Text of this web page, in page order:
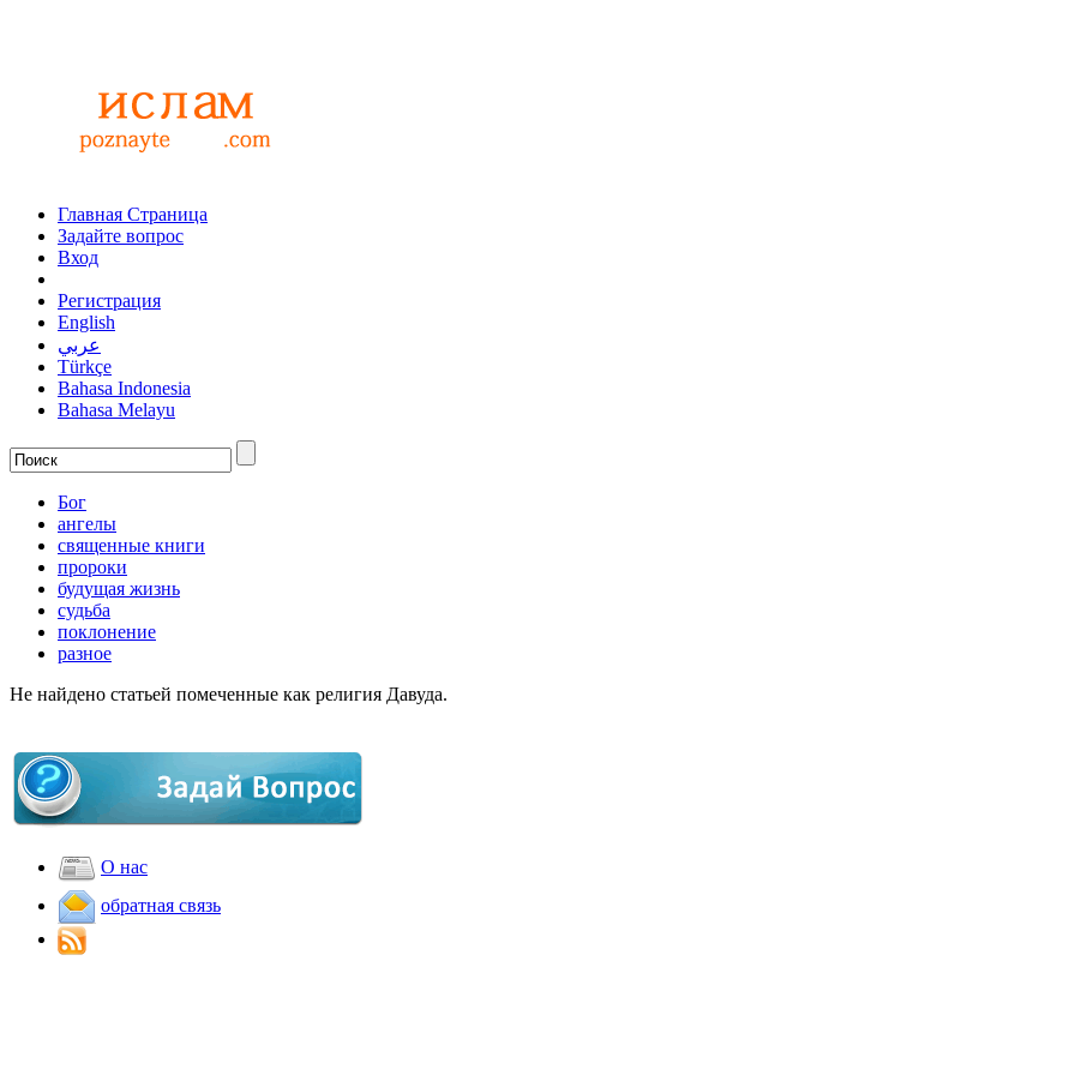
Главная Страница
Задайте вопрос
Вход
Регистрация
English
عربي
Türkçe
Bahasa Indonesia
Bahasa Melayu
Бог
ангелы
священные книги
пророки
будущая жизнь
судьба
поклонение
разное
Не найдено статьей помеченные как религия Давуда.
О нас
обратная связь